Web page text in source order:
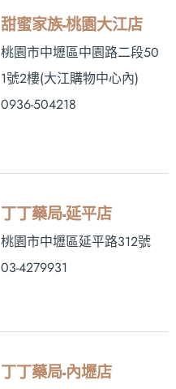
甜蜜家族-桃園大江店
桃園市中壢區中園路二段50
1號2樓 (大江購物中心內)
0936-504218
丁丁藥局-延平店
桃園市中壢區延平路312號
03-4279931
丁丁藥局-內壢店